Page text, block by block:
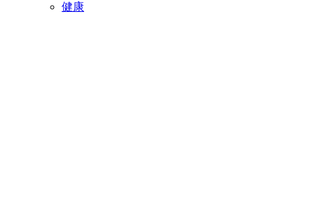
健康